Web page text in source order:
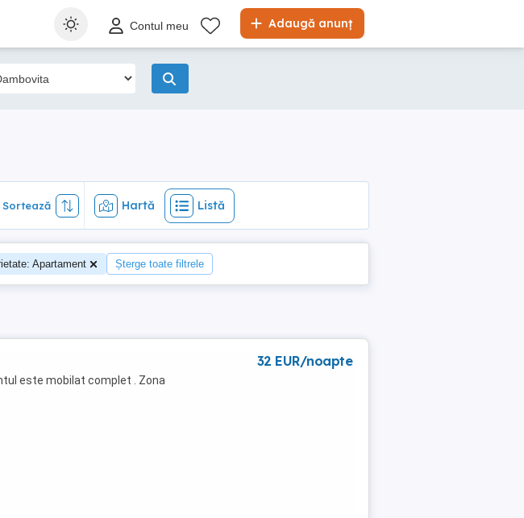
Adaugă anunț
Contul meu
Hartă Listă
Sortează Hartă Listă
Apartament Șterge toate filtrele
este mobilat complet . Zona
32 EUR/noapte